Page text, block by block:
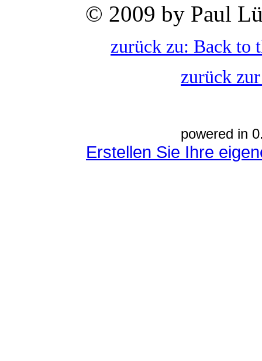
© 2009 by Paul
zurück zu: Back to
zurück
powered in
Erstellen Sie Ihre